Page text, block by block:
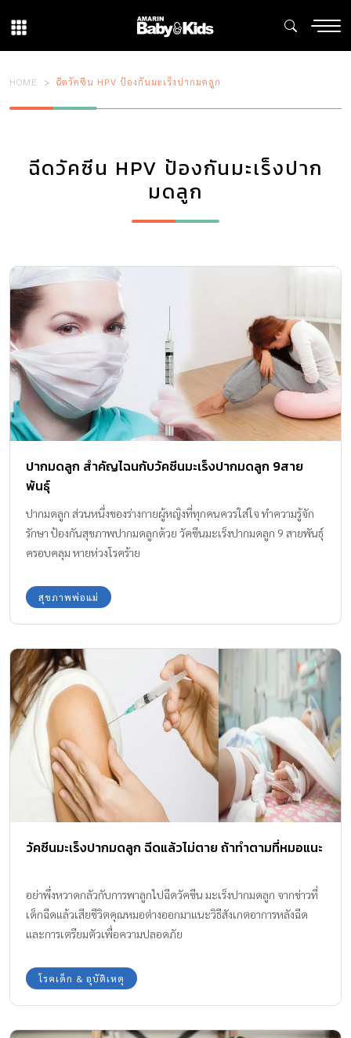
HOME ฉีดวัคซีน HPV ป้องกันมะเร็งปากมดลูก
ฉีดวัคซีน HPV ป้องกันมะเร็งปาก
มดลูก
ปากมดลูก สำคัญไฉนกับวัคซีนมะเร็งปากมดลูก 9สาย
พันธุ์
ปากมดลูก ส่วนหนึ่งของร่างกายผู้หญิงที่ทุกคนควรใส่ใจ ทำความรู้จัก
รักษา ป้องกันสุขภาพปากมดลูกด้วย วัคซีนมะเร็งปากมดลูก 9 สายพันธุ์
ครอบคลุม หายห่วงโรคร้าย
สุขภาพพ่อแม่
วัคซีนมะเร็งปากมดลูก ฉีดแล้วไม่ตาย ถ้าทำตามที่หมอแนะ
อย่าพึ่งหวาดกลัวกับการพาลูกไปฉีดวัคซีน มะเร็งปากมดลูก จากข่าวที่
เด็กฉีดแล้วเสียชีวิตคุณหมอต่างออกมาแนะวิธีสังเกตอาการหลังฉีด
และการเตรียมตัวเพื่อความปลอดภัย
โรคเด็ก & อุบัติเหตุ